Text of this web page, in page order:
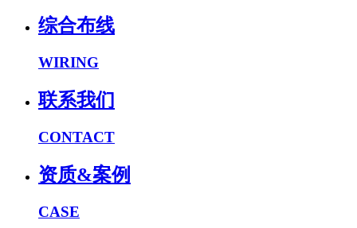
综合布线
WIRING
联系我们
CONTACT
资质&案例
CASE